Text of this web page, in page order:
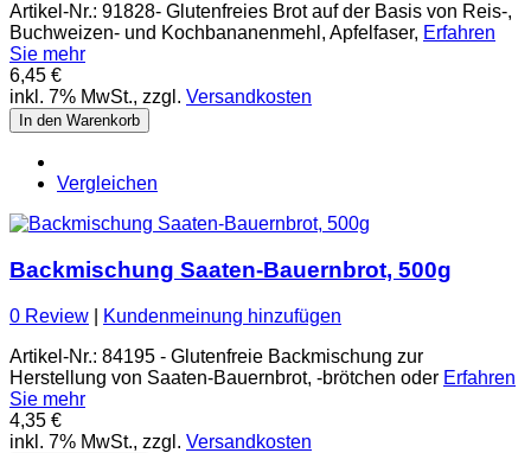
Artikel-Nr.: 91828- Glutenfreies Brot auf der Basis von Reis-,
Buchweizen- und Kochbananenmehl, Apfelfaser, Erfahren
Sie mehr
6,45 €
inkl. 7% MwSt., zzgl. Versandkosten
In den Warenkorb
Vergleichen
Backmischung Saaten-Bauernbrot, 500g
0 Review
Kundenmeinung hinzufügen
Artikel-Nr.: 84195 - Glutenfreie Backmischung zur
Herstellung von Saaten-Bauernbrot, -brötchen oder Erfahren
Sie mehr
4,35 €
inkl. 7% MwSt., zzgl. Versandkosten